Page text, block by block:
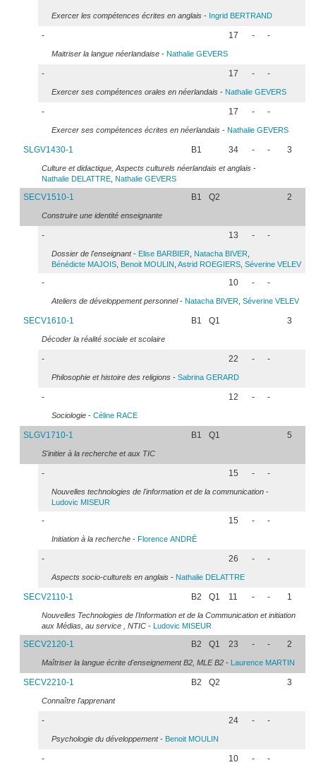
Exercer les compétences écrites en anglais - Ingrid BERTRAND
- 17 - -
Maitriser la langue néerlandaise - Nathalie GEVERS
- 17 - -
Exercer ses compétences orales en néerlandais - Nathalie GEVERS
- 17 - -
Exercer ses compétences écrites en néerlandais - Nathalie GEVERS
SLGV1430-1 B1 34 - - 3
Culture et didactique, Aspects culturels néerlandais et anglais -
Nathalie DELATTRE Nathalie GEVERS
SECV1510-1 B1 Q2 2
Construire une identité enseignante
- 13 - -
Dossier de l'enseignant- Elise BARBIER Natacha BIVER
Bénédicte MAJOIS Benoit MOULIN Astrid ROEGIERS Séverine VELEV
- 10 - -
Ateliers de développement personnel- Natacha BIVER Séverine VELEV
SECV1610-1 B1 Q1 3
Décoder la réalité sociale et scolaire
- 22 - -
Philosophie et histoire des religions - Sabrina GERARD
- 12 - -
Sociologie - Céline RACE
SLGV1710-1 B1 Q1 5
S'initier à la recherche et aux TIC
- 15 - -
Nouvelles technologies de l'information et de la communication -
Ludovic MISEUR
- 15 - -
Initiation à la recherche - Florence ANDRÉ
- 26 - -
Aspects socio-culturels en anglais - Nathalie DELATTRE
SECV2110-1 B2 Q1 11 - - 1
Nouvelles Technologies de l'Information et de la Communication et initiation
aux Médias, au service , NTIC - Ludovic MISEUR
SECV2120-1 B2 Q1 23 - - 2
Maîtriser la langue écrite d'enseignement B2, MLE B2 - Laurence MARTIN
SECV2210-1 B2 Q2 3
Connaître l'apprenant
- 24 - -
Psychologie du développement- Benoit MOULIN
- 10 - -